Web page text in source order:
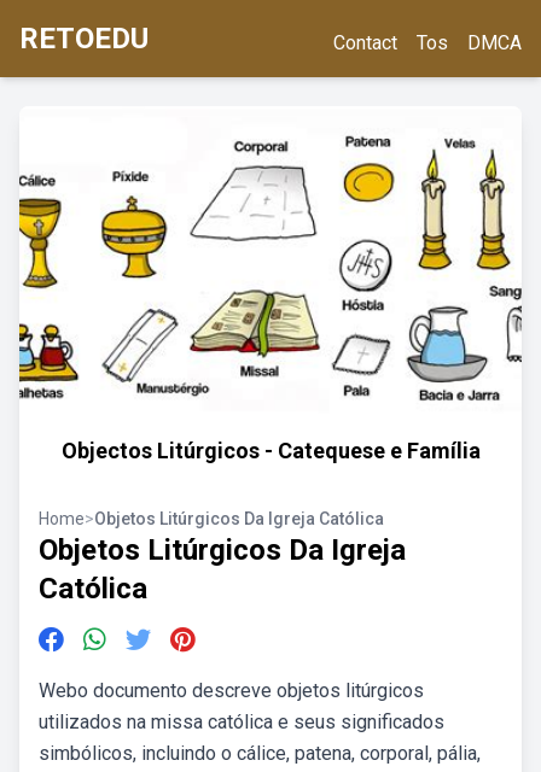
RETOEDU Contact Tos DMCA
Objectos Litúrgicos - Catequese e Família
Home>Objetos Litúrgicos Da Igreja Católica
Objetos Litúrgicos Da Igreja
Católica
Webo documento descreve objetos litúrgicos
utilizados na missa católica e seus significados
simbólicos, incluindo o cálice, patena, corporal, pália,